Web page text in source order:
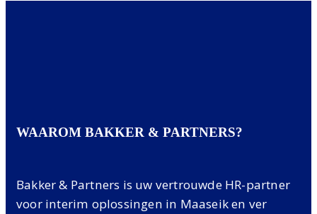
WAAROM BAKKER & PARTNERS?
Bakker & Partners is uw vertrouwde HR-partner
voor interim oplossingen in Maaseik en ver